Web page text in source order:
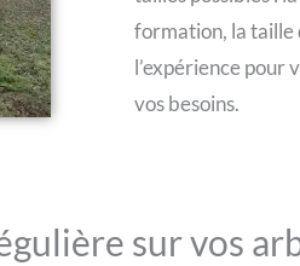
formation, la taille
l’expérience pour
vos besoins.
sur vos